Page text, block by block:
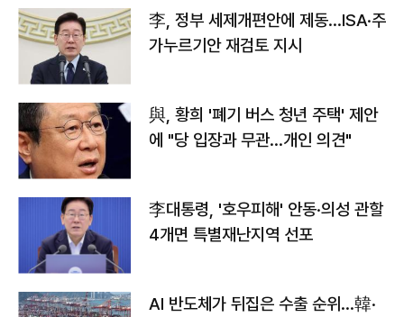
李, 정부 세제개편안에 제동…ISA·주
가누르기안 재검토 지시
與, 황희 '폐기 버스 청년 주택' 제안
에 "당 입장과 무관…개인 의견"
李대통령, '호우피해' 안동·의성 관할
4개면 특별재난지역 선포
AI 반도체가 뒤집은 수출 순위…韓·